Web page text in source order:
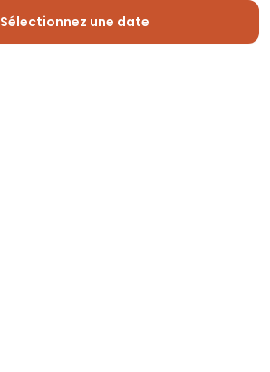
Sélectionnez une date